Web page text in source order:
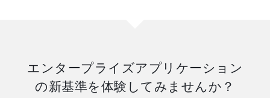
エンタープライズアプリケーション
の新基準を体験してみませんか？